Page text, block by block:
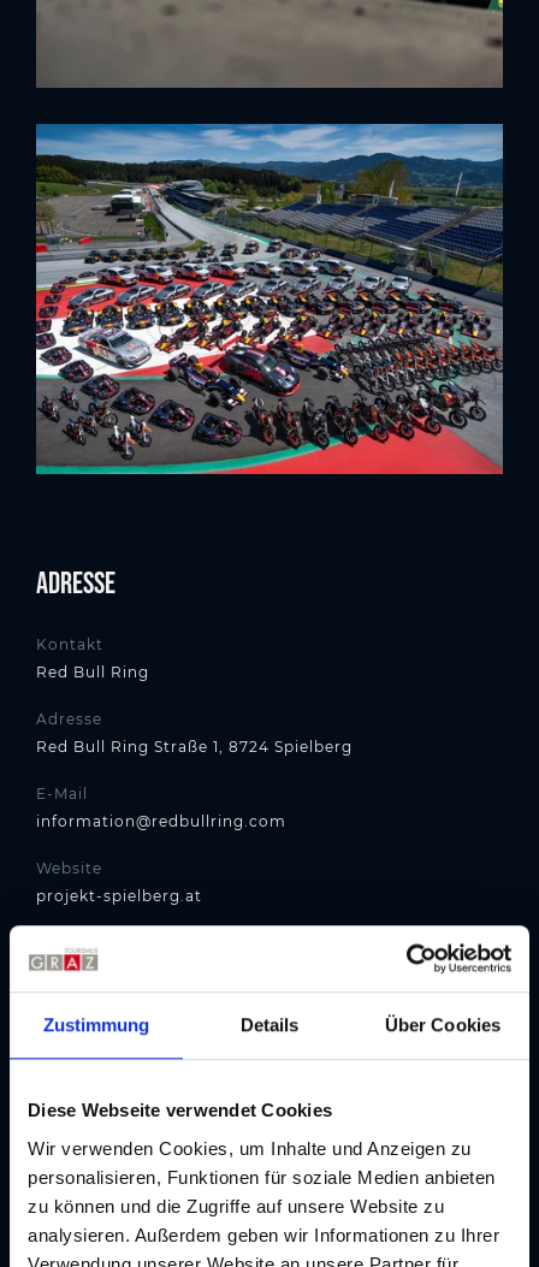
Zustimmung Details Über Cookies
Diese Webseite verwendet Cookies
Wir verwenden Cookies, um Inhalte und Anzeigen zu
personalisieren, Funktionen für soziale Medien anbieten
zu können und die Zugriffe auf unsere Website zu
analysieren. Außerdem geben wir Informationen zu Ihrer
Adresse
Kontakt
Red Bull Ring
Adresse
Red Bull Ring Straße 1, 8724 Spielberg
E-Mail
information@redbullring.com
Website
projekt-spielberg.at
Routenplaner
Um die Karte anzusehen, müssen Sie die Cookies akzeptieren!
Marketing-Cookies akzeptieren